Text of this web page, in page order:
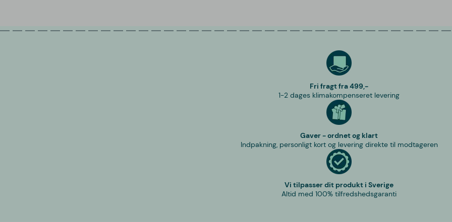
Fri fragt fra 499,-
1-2 dages klimakompenseret levering
Gaver - ordnet og klart
Indpakning, personligt kort og levering direkte til modtageren
Vi tilpasser dit produkt i Sverige
Altid med 100% tilfredshedsgaranti